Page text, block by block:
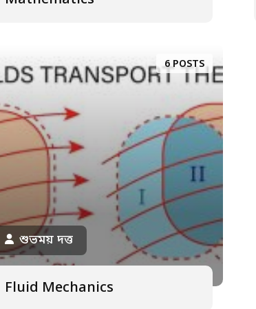
6 POSTS
শুভময় দত্ত
Fluid Mechanics